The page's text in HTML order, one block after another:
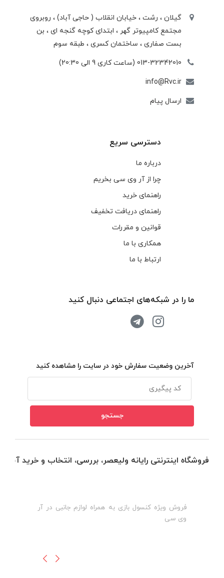
گیلان ، رشت ، خيابان انقلاب ( حاجی آباد) ، روبروی
مجتمع كامپيوتر گهر ، ابتدای كوچه گنجه ای ، بن
بست صفاری ، ساختمان كسری ، طبقه سوم
013-32342010 (ساعت کاری 9 الی 20:30)
info@Rvc.ir
ارسال پیام
دسترسی سریع
درباره ما
چرا از آر وی سی بخریم
راهنمای خرید
راهنمای دریافت تخفیف
قوانین و مقررات
همکاری با ما
ارتباط با ما
ما را در شبکه‌های اجتماعی دنبال کنید
آخرین وضعیت سفارش خود در سایت را مشاهده کنید
فروشگاه اینترنتی رایانه ولیعصر، بررسی، انتخاب و خرید
فروش ویژه کنسول بازی به همراه لوازم جانبی در آر
وی سی